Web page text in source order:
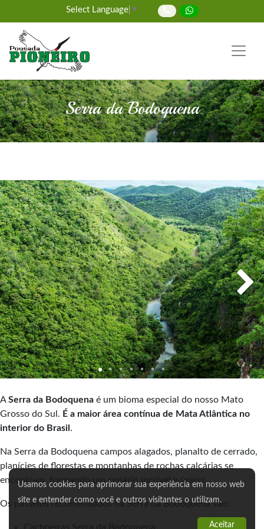
Select Language ▼
Serra da Bodoquena
ASerra da Bodoquena é um bioma especial do nosso Mato
Grosso do Sul. É a maior área contínua de Mata Atlântica no
interior do Brasil .
Na Serra da Bodoquena campos alagados, planalto de cerrado,
planícies de florestas e montanhas de rochas calcárias se
encontram, formando um cenário incrível e único!
Os passeios recomendados na Serra da Bodoquena são:
Usamos cookies para aprimorar sua experiência em nosso web
site e entender como você e outros visitantes o utilizam.
Aceitar